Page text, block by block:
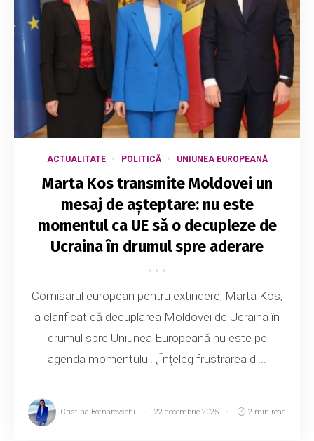
ACTUALITATE POLITICĂ UNIUNEA EUROPEANĂ
Marta Kos transmite Moldovei un
mesaj de așteptare: nu este
momentul ca UE să o decupleze de
Ucraina în drumul spre aderare
Comisarul european pentru extindere, Marta Kos,
a clarificat că decuplarea Moldovei de Ucraina în
drumul spre Uniunea Europeană nu este pe
agenda momentului. „Înțeleg frustrarea di...
Cristina Botnarevschi 22 decembrie 2025 2 min read